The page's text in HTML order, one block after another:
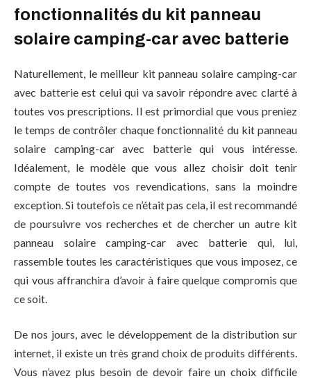
fonctionnalités du kit panneau
solaire camping-car avec batterie
Naturellement, le meilleur kit panneau solaire camping-car
avec batterie est celui qui va savoir répondre avec clarté à
toutes vos prescriptions. Il est primordial que vous preniez
le temps de contrôler chaque fonctionnalité du kit panneau
solaire camping-car avec batterie qui vous intéresse.
Idéalement, le modèle que vous allez choisir doit tenir
compte de toutes vos revendications, sans la moindre
exception. Si toutefois ce n’était pas cela, il est recommandé
de poursuivre vos recherches et de chercher un autre kit
panneau solaire camping-car avec batterie qui, lui,
rassemble toutes les caractéristiques que vous imposez, ce
qui vous affranchira d’avoir à faire quelque compromis que
ce soit.
De nos jours, avec le développement de la distribution sur
internet, il existe un très grand choix de produits différents.
Vous n’avez plus besoin de devoir faire un choix difficile